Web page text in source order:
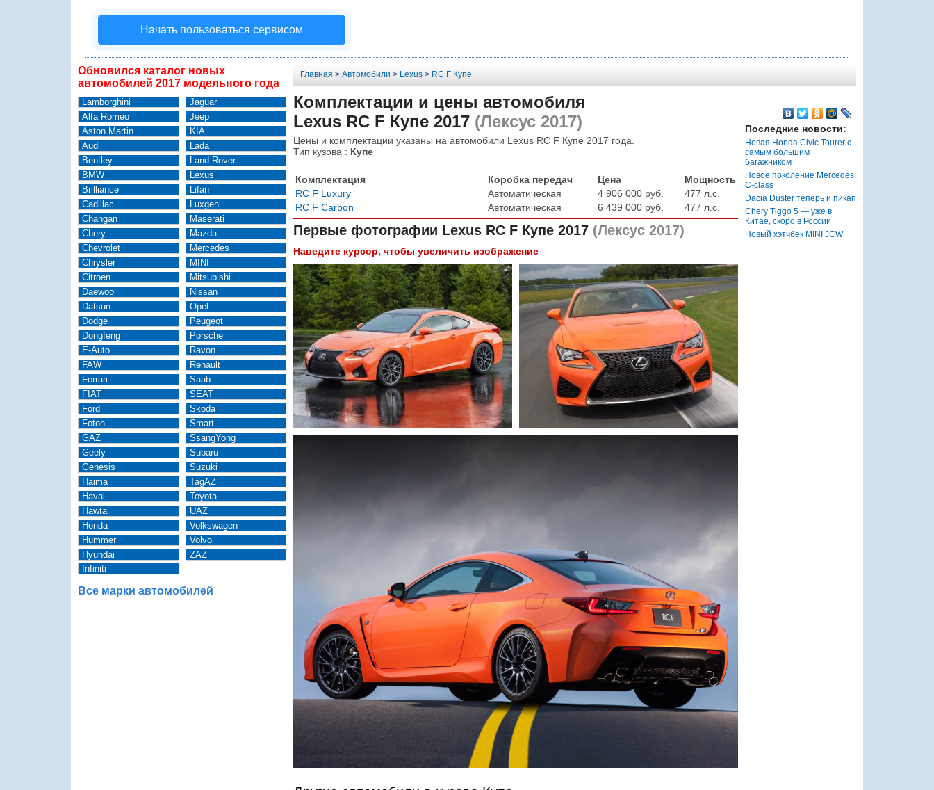
Начать пользоваться сервисом
Обновился каталог новых
автомобилей 2017 модельного года
Lamborghini
Alfa Romeo
Aston Martin
Audi
Bentley
BMW
Brilliance
Cadillac
Changan
Chery
Chevrolet
Chrysler
Citroen
Daewoo
Datsun
Dodge
Dongfeng
E-Auto
FAW
Ferrari
FIAT
Ford
Foton
GAZ
Geely
Genesis
Haima
Haval
Hawtai
Honda
Hummer
Hyundai
Infiniti
Jaguar
Jeep
KIA
Lada
Land Rover
Lexus
Lifan
Luxgen
Maserati
Mazda
Mercedes
MINI
Mitsubishi
Nissan
Opel
Peugeot
Porsche
Ravon
Renault
Saab
SEAT
Skoda
Smart
SsangYong
Subaru
Suzuki
TagAZ
Toyota
UAZ
Volkswagen
Volvo
ZAZ
Все марки автомобилей
Главная > Автомобили > Lexus> RC F Купе
Комплектации и цены автомобиля
Lexus RC F Купе 2017(Лексус 2017)
Цены и комплектации указаны на автомобили Lexus RC F Купе 2017 года.
Тип кузова : Купе
Комплектация Коробка передач Цена
Мощность
RC F Luxury
Автоматическая 4 906 000 руб.
477 л.с.
RC F Carbon
Автоматическая 6 439 000 руб. 477 л.с.
Первые фотографии Lexus RC F Купе 2017(Лексус 2017)
Наведите курсор, чтобы увеличить изображение
Последние новости:
Новая Honda Civic Tourer с
самым большим
багажником
Новое поколение Mercedes
C-class
Dacia Duster теперь и пикап
Chery Tiggo 5 — уже в
Китае, скоро в России
Новый хэтчбек MINI JCW